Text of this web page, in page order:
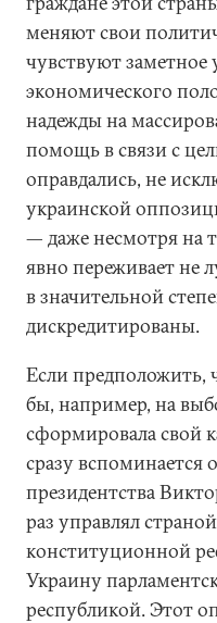
меняют свои
чувствуют
экономического
надежды на
помощь в связи с
оправдались, не
украинской
— даже несмотря на
явно переживает не
в значительной
дискредитированы.
Если предположить,
бы, например, на
сформировала свой
сразу вспоминается
президентства
раз управлял
конституционной
Украину
республикой. Этот